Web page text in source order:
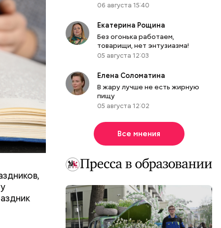
06 августа 15:40
Екатерина Рощина
Без огонька работаем,
товарищи, нет энтузиазма!
05 августа 12:03
Елена Соломатина
В жару лучше не есть жирную
пищу
05 августа 12:02
Все мнения